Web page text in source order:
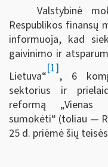
Valstybinė
Respublikos finansų
informuoja, kad s
gaivinimo ir
Lietuva“
[1]
, 6
sektorius ir
reformą „Vienas
sumokėti“ (toliau —
25 d. priėmė šių